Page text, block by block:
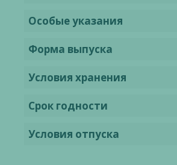
Особые указания
Форма выпуска
Условия хранения
Срок годности
Условия отпуска